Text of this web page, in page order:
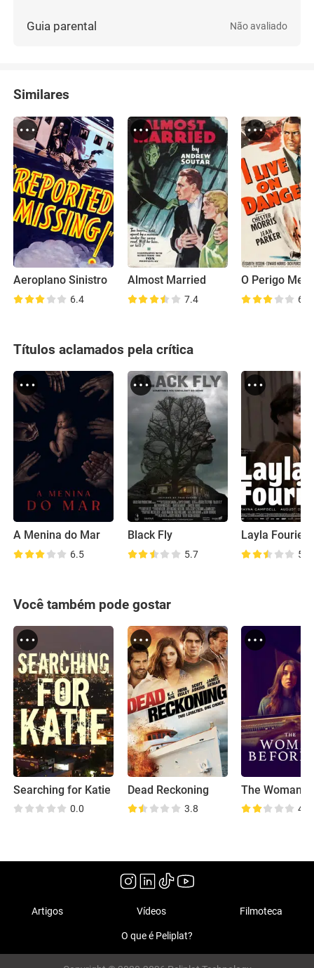
Guia parental Não avaliado
Similares
Aeroplano Sinistro
6.4
Almost Married
7.4 6.1
Títulos aclamados pela crítica
A Menina do Mar
6.5
Black Fly
5.7
Layla Fourie
5.8
Você também pode gostar
Searching for Katie
0.0
Dead Reckoning
3.8 4.9
Artigos Vídeos Filmoteca
O que é Peliplat?